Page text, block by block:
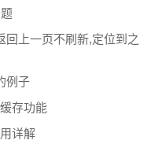
回上一页不刷新,定位到之
例子
存功能
详解